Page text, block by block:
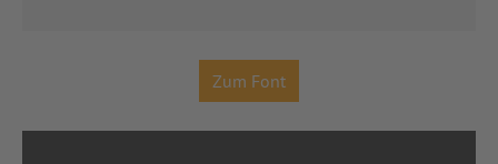
Zum Font